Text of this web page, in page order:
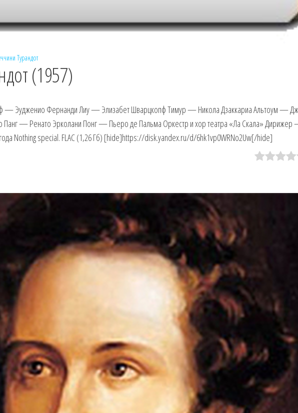
Турандот
(1957)
— Эудженио Фернанди Лиу — Элизабет Шварцкопф Тимур — Никола Дзаккариа Альтоум —
— Ренато Эрколани Понг — Пьеро де Пальма Оркестр и хор театра «Ла Скала»
Nothing special. FLAC (1,26 Гб) [hide]https://disk.yandex.ru/d/6hk1vp0WRNo2Uw[/hide]